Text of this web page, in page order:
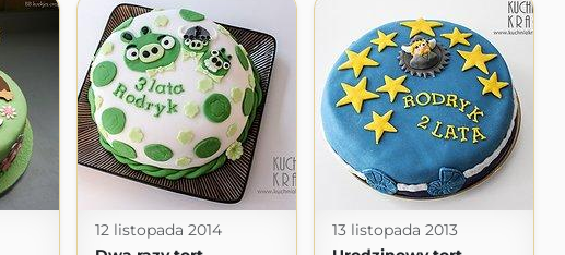
12 listopada 2014
13 listopada 2013